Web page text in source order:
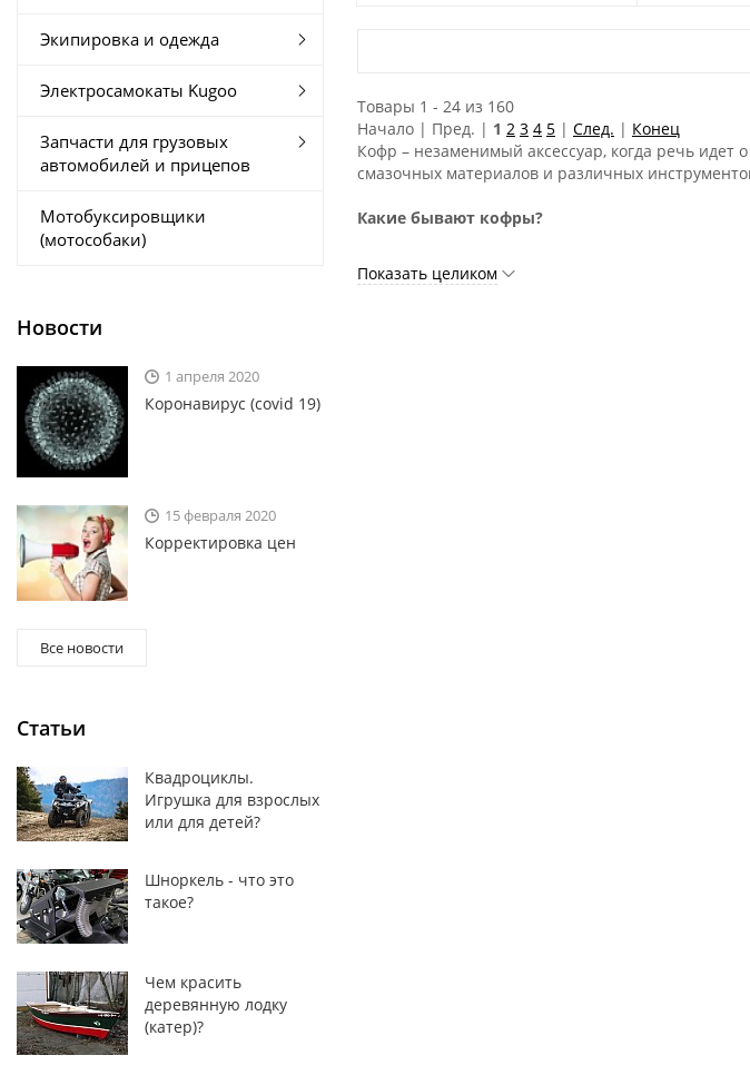
Экипировка и одежда
Электросамокаты Kugoo
Запчасти для грузовых
автомобилей и прицепов
Мотобуксировщики
(мотособаки)
Новости
1 апреля 2020
Коронавирус (covid 19)
15 февраля 2020
Корректировка цен
Все новости
Статьи
Квадроциклы.
Игрушка для взрослых
или для детей?
Шноркель - что это
такое?
Чем красить
деревянную лодку
(катер)?
Товары 1 - 24 из 160
Начало | Пред. | 1 2 3 4 5| След. | Конец
Кофр – незаменимый аксессуар, когда речь идет
смазочных материалов и различных
Какие бывают кофры?
Кофры могут быть тканевыми и пластиковыми.
Показать целиком